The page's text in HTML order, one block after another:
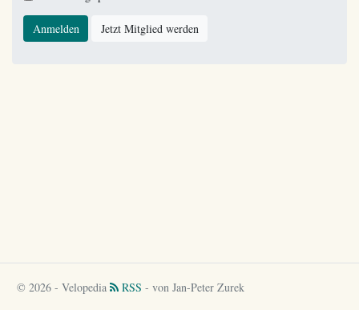
Anmelden Jetzt Mitglied werden
© 2026 - Velopedia RSS - von Jan-Peter Zurek